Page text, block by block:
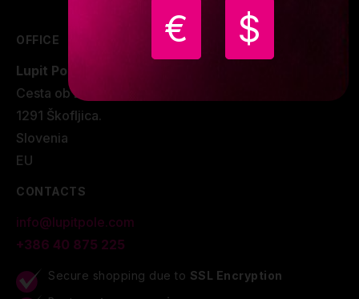
€ $
OFFICE
Lupit Pole d.o.o.
Cesta ob Bregu 10
1291 Škofljica.
Slovenia
EU
CONTACTS
info@lupitpole.com
+386 40 875 225
Secure shopping due to SSL Encryption